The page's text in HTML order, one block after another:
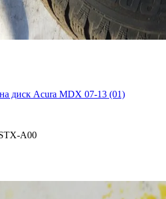
диск Acura MDX 07-13 (01)
A00